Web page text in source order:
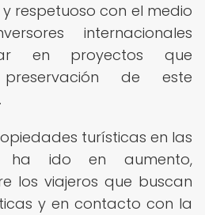
respetuoso con el medio
internacionales
en proyectos que
de este
turísticas en las
ha ido en aumento,
los viajeros que buscan
y en contacto con la